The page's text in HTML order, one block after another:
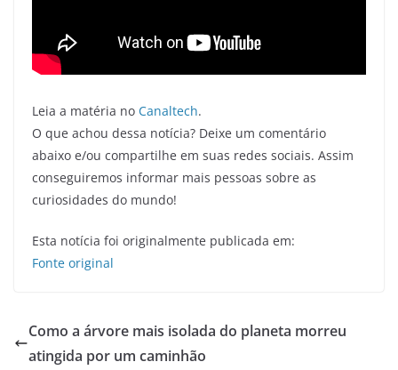
Leia a matéria no Canaltech.
O que achou dessa notícia? Deixe um comentário
abaixo e/ou compartilhe em suas redes sociais. Assim
conseguiremos informar mais pessoas sobre as
curiosidades do mundo!
Esta notícia foi originalmente publicada em:
Fonte original
Como a árvore mais isolada do planeta morreu
atingida por um caminhão